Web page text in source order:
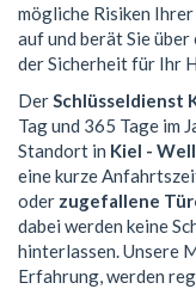
mögliche Risiken
auf und berät Sie
der Sicherheit für Ihr
DerSchlüsseldienst
Tag und 365 Tage im
Standort in Kiel -
eine kurze
oder zugefallene
dabei werden keine
hinterlassen. Unsere
Erfahrung, werden